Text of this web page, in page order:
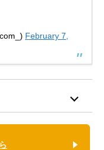
February 7,